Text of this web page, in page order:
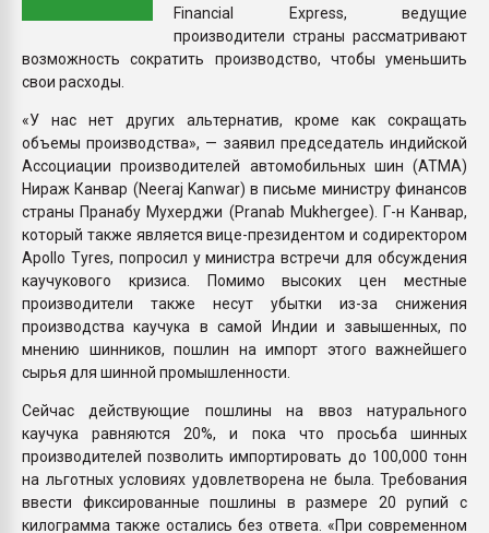
Financial Express, ведущие
производители страны рассматривают
возможность сократить производство, чтобы уменьшить
свои расходы.
«У нас нет других альтернатив, кроме как сокращать
объемы производства», — заявил председатель индийской
Ассоциации производителей автомобильных шин (ATMA)
Нираж Канвар (Neeraj Kanwar) в письме министру финансов
страны Пранабу Мухерджи (Pranab Mukhergee). Г-н Канвар,
который также является вице-президентом и содиректором
Apollo Tyres, попросил у министра встречи для обсуждения
каучукового кризиса. Помимо высоких цен местные
производители также несут убытки из-за снижения
производства каучука в самой Индии и завышенных, по
мнению шинников, пошлин на импорт этого важнейшего
сырья для шинной промышленности.
Сейчас действующие пошлины на ввоз натурального
каучука равняются 20%, и пока что просьба шинных
производителей позволить импортировать до 100,000 тонн
на льготных условиях удовлетворена не была. Требования
ввести фиксированные пошлины в размере 20 рупий с
килограмма также остались без ответа. «При современном